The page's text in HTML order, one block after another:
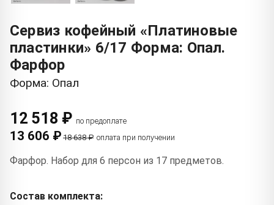
Сервиз кофейный «Платиновые
пластинки» 6/17 Форма: Опал.
Фарфор
Форма: Опал
12 518 ₽ по предоплате
13 606 ₽ 18 638 ₽ оплата при получении
Фарфор. Набор для 6 персон из 17 предметов.
Состав комплекта: